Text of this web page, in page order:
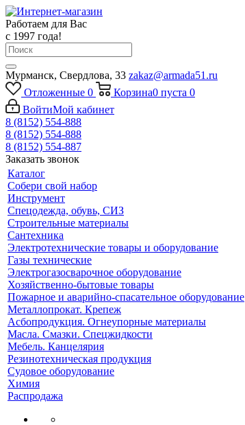
Работаем для Вас
с 1997 года!
Мурманск, Свердлова, 33 zakaz@armada51.ru
Отложенные 0 Корзина0 пуста 0
ВойтиМой кабинет
8 (8152) 554-888
8 (8152) 554-888
8 (8152) 554-887
Заказать звонок
Каталог
Собери свой набор
Инструмент
Спецодежда, обувь, СИЗ
Строительные материалы
Сантехника
Электротехнические товары и оборудование
Газы технические
Электрогазосварочное оборудование
Хозяйственно-бытовые товары
Пожарное и аварийно-спасательное оборудование
Металлопрокат. Крепеж
Асбопродукция. Огнеупорные материалы
Масла. Смазки. Спецжидкости
Мебель. Канцелярия
Резинотехническая продукция
Судовое оборудование
Химия
Распродажа